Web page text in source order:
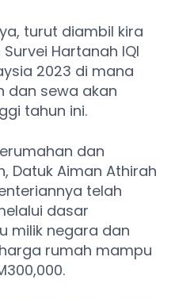
turut diambil kira
Hartanah IQI
2023 di mana
dan sewa akan
tahun ini.
dan
Datuk Aiman Athirah
telah
dasar
milik negara dan
rumah mampu